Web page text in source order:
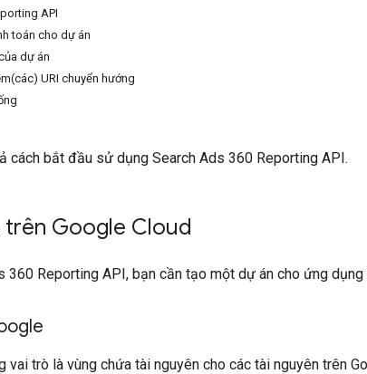
API
toán cho dự án
dự án
URI chuyển hướng
cách bắt đầu sử dụng Search Ads 360 Reporting API.
trên Google Cloud
360 Reporting API, bạn cần tạo một dự án cho ứng
vai trò là vùng chứa tài nguyên cho các tài nguyên trên